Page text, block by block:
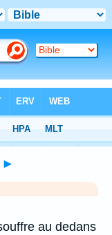
►
au dedans